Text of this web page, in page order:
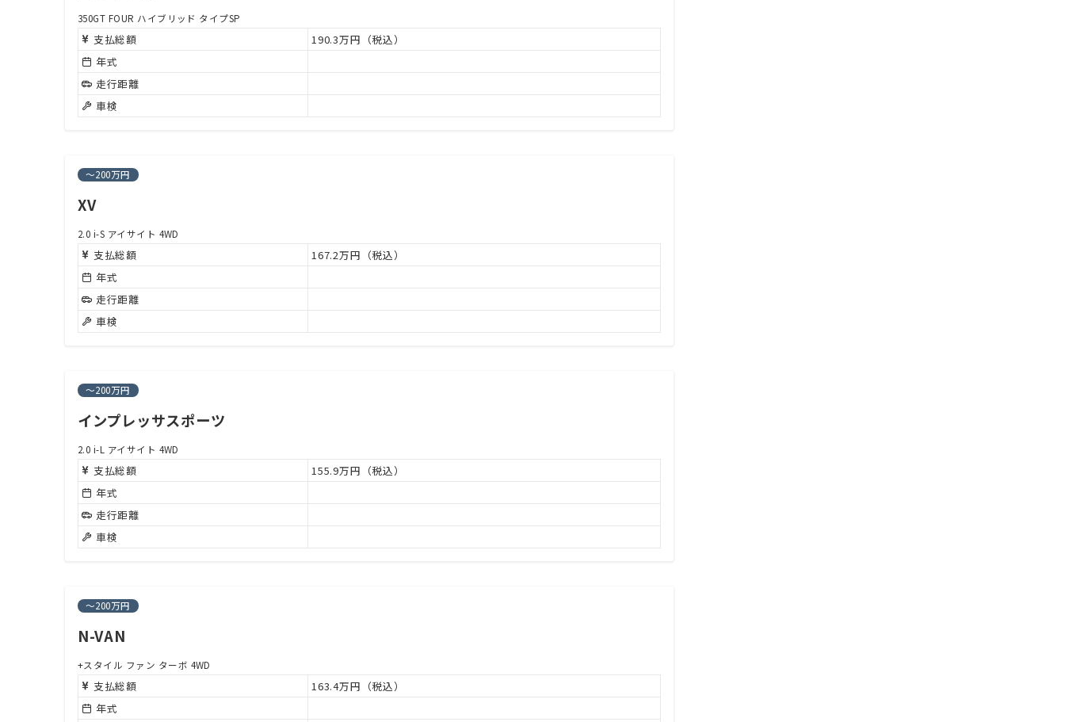
350GT FOUR ハイブリッド タイプSP
支払総額
190.3万円（税込）
年式
走行距離
車検
～200万円
XV
2.0 i-S アイサイト 4WD
支払総額
167.2万円（税込）
年式
走行距離
車検
～200万円
インプレッサスポーツ
2.0 i-L アイサイト 4WD
支払総額
155.9万円（税込）
年式
走行距離
車検
～200万円
N-VAN
+スタイル ファン ターボ 4WD
支払総額
163.4万円（税込）
年式